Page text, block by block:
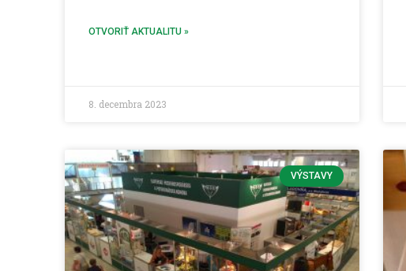
OTVORIŤ AKTUALITU »
8. decembra 2023
VÝSTAVY